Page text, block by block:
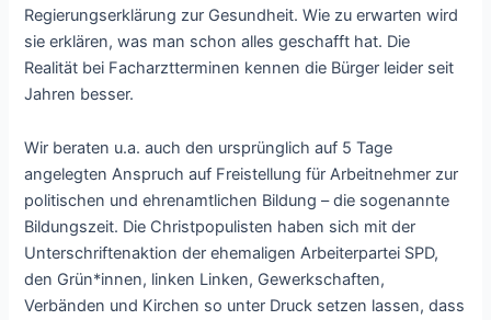
Regierungserklärung zur Gesundheit. Wie zu erwarten wird
sie erklären, was man schon alles geschafft hat. Die
Realität bei Facharztterminen kennen die Bürger leider seit
Jahren besser.
Wir beraten u.a. auch den ursprünglich auf 5 Tage
angelegten Anspruch auf Freistellung für Arbeitnehmer zur
politischen und ehrenamtlichen Bildung – die sogenannte
Bildungszeit. Die Christpopulisten haben sich mit der
Unterschriftenaktion der ehemaligen Arbeiterpartei SPD,
den Grün*innen, linken Linken, Gewerkschaften,
Verbänden und Kirchen so unter Druck setzen lassen, dass